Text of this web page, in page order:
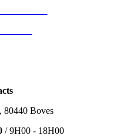
80440 Boves
/ 9H00 - 18H00